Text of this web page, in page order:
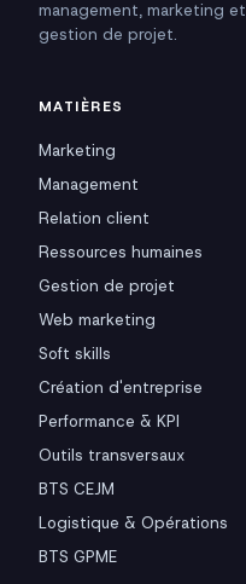
management, marketing et
gestion de projet.
MATIÈRES
Marketing
Management
Relation client
Ressources humaines
Gestion de projet
Web marketing
Soft skills
Création d'entreprise
Performance & KPI
Outils transversaux
BTS CEJM
Logistique & Opérations
BTS GPME